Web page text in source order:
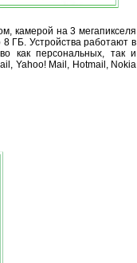
камерой на 3 мегапикселя
ГБ. Устройства работают в
как персональных, так и
Yahoo! Mail, Hotmail, Nokia